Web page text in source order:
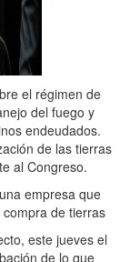
el régimen de
del fuego y
endeudados.
de las tierras
al Congreso.
empresa que
de tierras
este jueves el
de lo que